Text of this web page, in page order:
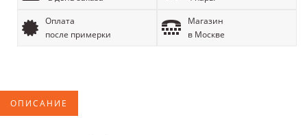
Оплата
после примерки
Магазин
в Москве
ОПИСАНИЕ